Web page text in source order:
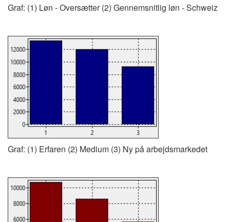
Graf: (1) Løn - Oversætter (2) Gennemsnitlig løn - Schweiz
Graf: (1) Erfaren (2) Medium (3) Ny på arbejdsmarkedet